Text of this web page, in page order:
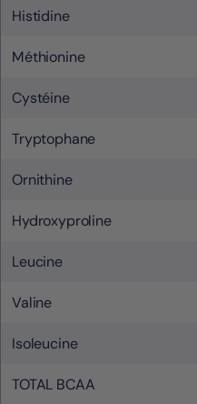
Histidine
Méthionine
Cystéine
Tryptophane
Ornithine
Hydroxyproline
Leucine
Valine
Isoleucine
TOTAL BCAA